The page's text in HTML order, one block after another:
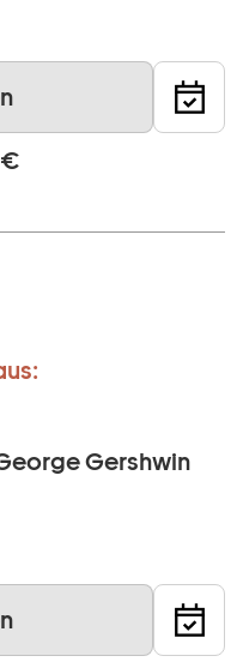
€
Gershwin